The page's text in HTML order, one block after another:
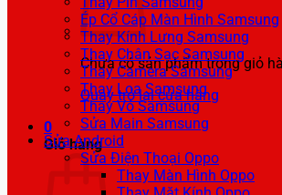
Chưa có sản phẩm trong giỏ
Quay trở lại cửa hàng
0
Giỏ hàng
Ép Cổ Cáp Màn Hình Samsung
Thay Kính Lưng Samsung
Thay Chân Sạc Samsung
Thay Camera Samsung
Thay Loa Samsung
Thay Vỏ Samsung
Sửa Main Samsung
Sửa Android
Sửa Điện Thoại Oppo
Thay Màn Hình Oppo